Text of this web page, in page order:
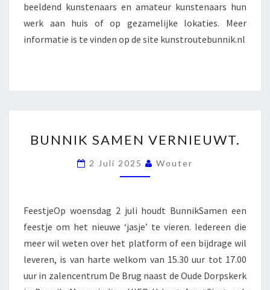
beeldend kunstenaars en amateur kunstenaars hun
werk aan huis of op gezamelijke lokaties. Meer
informatie is te vinden op de site kunstroutebunnik.nl
SAMEN
VERNIEUWT.
BUNNIK SAMEN VERNIEUWT.
2 Juli 2025 Wouter
FeestjeOp woensdag 2 juli houdt BunnikSamen een
feestje om het nieuwe ‘jasje’ te vieren. Iedereen die
meer wil weten over het platform of een bijdrage wil
leveren, is van harte welkom van 15.30 uur tot 17.00
uur in zalencentrum De Brug naast de Oude Dorpskerk